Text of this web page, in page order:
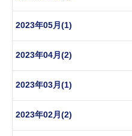
2023年05月(1)
2023年04月(2)
2023年03月(1)
2023年02月(2)